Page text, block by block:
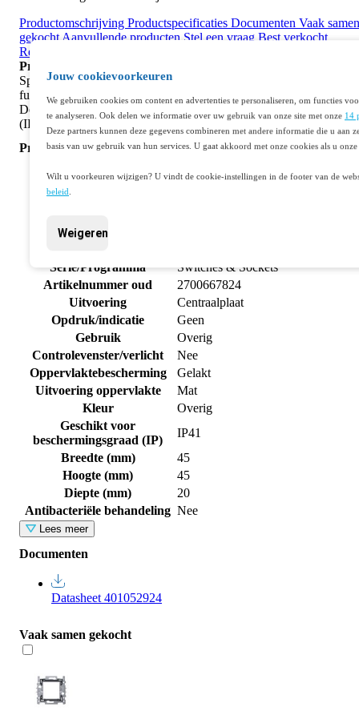
Jouw cookievoorkeuren
We gebruiken cookies om content en advertenties te personaliseren, om functies
te analyseren. Ook delen we informatie over uw gebruik van onze site met onze 14
Deze partners kunnen deze gegevens combineren met andere informatie die u aan
basis van uw gebruik van hun services. U gaat akkoord met onze cookies als u
Wilt u voorkeuren wijzigen? U vindt de cookie-instellingen in de footer van de
beleid
Weigeren
Productomschrijving Productspecificaties Documenten Vaak samen
gekocht Aanvullende producten Stel een vraag Best verkocht
Recent bekeken
Productomschrijving
Spuitwaterdichte centrale blindplaat voor afdekking van
functies. Gemaakt van vormvaste, halogeenvrije kunststof
Demontage met schroevendraaier of ander hulpmiddel. Slagvast
(IK06), beschermingsgraad IP41. Afmetingen 44,5 x 44,5 x 8,6
Productspecificaties
Fabrikantnummer
121-76901
Productgroep
Serie/Programma
Switches & Sockets
Artikelnummer oud
2700667824
Uitvoering
Centraalplaat
Opdruk/indicatie
Geen
Gebruik
Overig
Controlevenster/verlicht
Nee
Oppervlaktebescherming
Gelakt
Uitvoering oppervlakte
Mat
Kleur
Overig
Geschikt voor
beschermingsgraad (IP)
IP41
Breedte (mm)
45
Hoogte (mm)
45
Diepte (mm)
20
Antibacteriële behandeling Nee
Lees meer
Documenten
Datasheet 401052924
Vaak samen gekocht